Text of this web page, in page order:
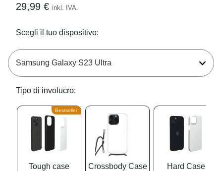
29,99 € inkl. IVA.
Scegli il tuo dispositivo:
Tipo di involucro:
Bestseller
Tough case
Crossbody Case
Hard Case